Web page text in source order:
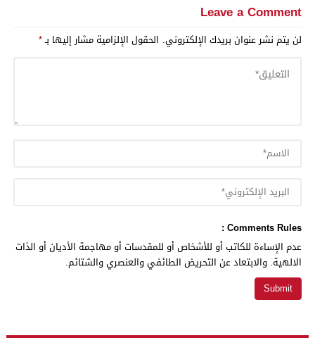
Leave a Comment
لن يتم نشر عنوان بريدك الإلكتروني. الحقول الإلزامية مشار إليها بـ*
Comments Rules :
عدم الإساءة للكاتب أو للأشخاص أو للمقدسات أو مهاجمة الأديان أو الذات
الالهية. والابتعاد عن التحريض الطائفي والعنصري والشتائم.